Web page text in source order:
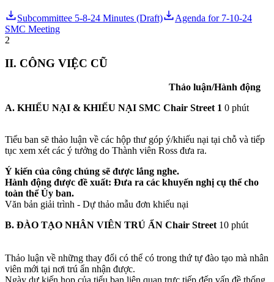
Subcommittee 5-8-24 Minutes (Draft)
Agenda for 7-10-24
SMC Meeting
2
II. CÔNG VIỆC CŨ
Thảo luận/Hành động
A. KHIẾU NẠI & KHIẾU NẠI SMC Chair Street 1 0 phút
Tiểu ban sẽ thảo luận về các hộp thư góp ý/khiếu nại tại chỗ và tiếp
tục xem xét các ý tưởng do Thành viên Ross đưa ra.
Ý kiến của công chúng sẽ được lắng nghe.
Hành động được đề xuất: Đưa ra các khuyến nghị cụ thể cho
toàn thể Ủy ban.
Văn bản giải trình - Dự thảo mẫu đơn khiếu nại
B. ĐÀO TẠO NHÂN VIÊN TRÚ ẨN Chair Street 10 phút
Thảo luận về những thay đổi có thể có trong thứ tự đào tạo mà nhân
viên mới tại nơi trú ẩn nhận được.
Ngày dự kiến họp của tiểu ban liên quan trực tiếp đến vấn đề thống